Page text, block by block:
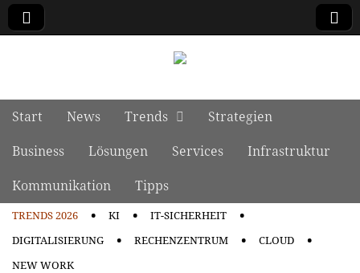
Main menu
Skip to content
Start News Trends
Strategien
Business
Lösungen Services
Infrastruktur
Kommunikation
Tipps
TRENDS 2026 KI
IT-SICHERHEIT
DIGITALISIERUNG
RECHENZENTRUM
CLOUD
NEW WORK